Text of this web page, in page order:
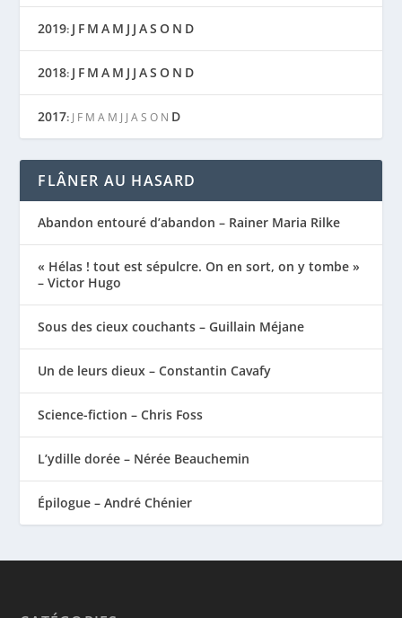
2019: J F M A M J J AS O N D
2018: J F M A M J J AS O N D
2017: J F M A M J J A S O N D
FLÂNER AU HASARD
Abandon entouré d’abandon – Rainer Maria Rilke
« Hélas ! tout est sépulcre. On en sort, on y tombe »
– Victor Hugo
Sous des cieux couchants – Guillain Méjane
Un de leurs dieux – Constantin Cavafy
Science-fiction – Chris Foss
L’ydille dorée – Nérée Beauchemin
Épilogue – André Chénier